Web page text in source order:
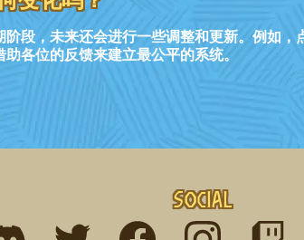
段，未来还会进行一些调整和更新。例如
各位的反馈来建立最公平的系统。
Social
me on discord
Find me on twitterFind me on facebook
Find me onFind